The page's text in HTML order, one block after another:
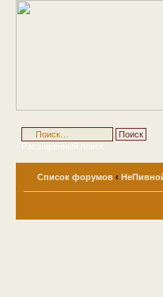
Расширенный поиск
Список форумов ‹